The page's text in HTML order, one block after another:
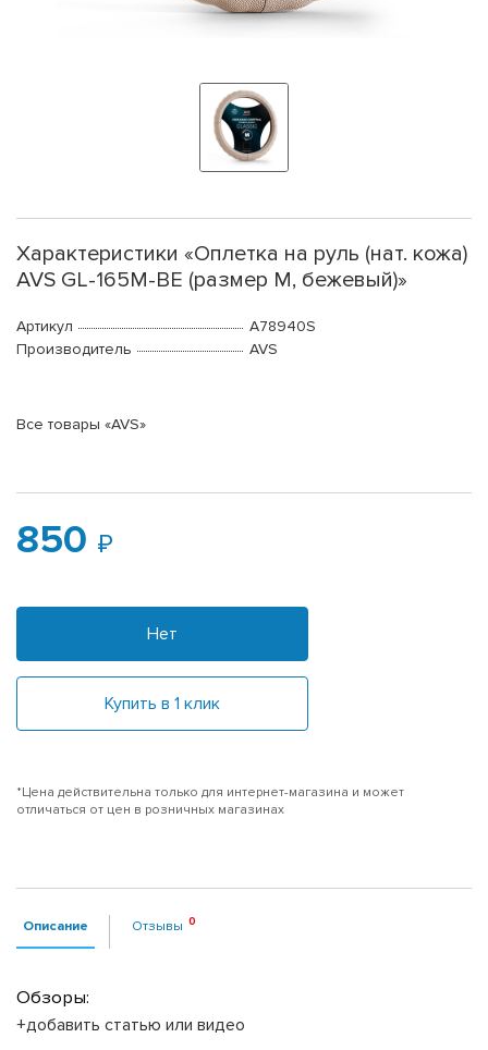
Характеристики «Оплетка на руль (нат. кожа)
AVS GL-165M-BE (размер M, бежевый)»
Артикул
A78940S
Производитель
AVS
Все товары «AVS»
850
Нет
Купить в 1 клик
*Цена действительна только для интернет-магазина и может
отличаться от цен в розничных магазинах
Описание Отзывы
Обзоры:
+добавить статью или видео